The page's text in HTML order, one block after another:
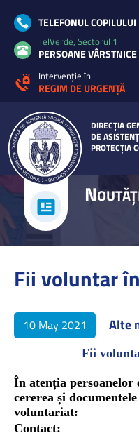
DIRECȚIA
DE
PROTECȚIA
TELEFONUL COPILULUI
TelVerde, Sectorul 1
PERSOANE VÂRSTNICE
Intervenție în
REGIM DE URGENȚĂ
N
Fii voluntar
10 May 2021 Alte
Fii
În atenția persoanelor
cererea și
voluntariat:
Contact: